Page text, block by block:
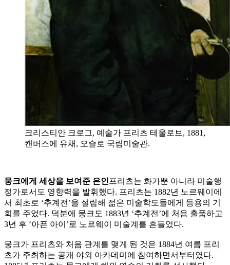
크리스티안 크로그, 예술가 프리츠 테울로브, 1881,
캔버스에 유채, 오슬로 국립미술관.
뭉크에게 세상을 보여준 은인 프리츠는 화가뿐 아니라 미술행
정가로서도 영향력을 발휘했다. 프리츠는 1882년 노르웨이에
서 최초로 ‘추계전’을 설립해 젊은 미술학도들에게 등용의 기
회를 주었다. 덕분에 뭉크도 1883년 ‘추계전’에 처음 출품하고
3년 후 ‘아픈 아이’로 노르웨이 미술계를 흔들었다.
뭉크가 프리츠와 처음 관계를 맺게 된 것은 1884년 여름 프리
츠가 주최하는 공개 야외 아카데미에 참여하면서부터였다.